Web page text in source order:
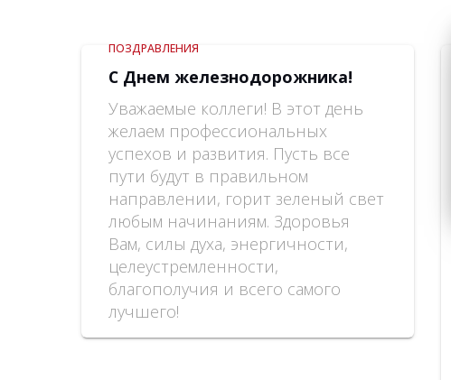
ПОЗДРАВЛЕНИЯ
С Днем железнодорожника!
Уважаемые коллеги! В этот день
желаем профессиональных
успехов и развития. Пусть все
пути будут в правильном
направлении, горит зеленый свет
любым начинаниям. Здоровья
Вам, силы духа, энергичности,
целеустремленности,
благополучия и всего самого
лучшего!